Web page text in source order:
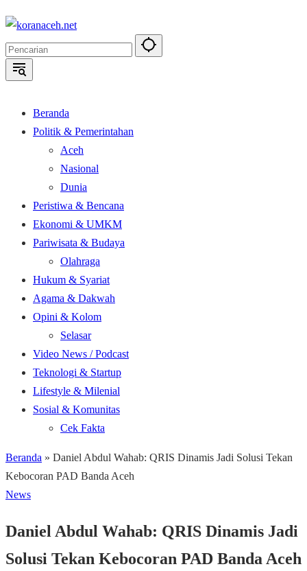
Langsung
konten
Beranda
Politik & Pemerintahan
Aceh
Nasional
Dunia
Peristiwa & Bencana
Ekonomi & UMKM
Pariwisata & Budaya
Olahraga
Hukum & Syariat
Agama & Dakwah
Opini & Kolom
Selasar
Video News / Podcast
Teknologi & Startup
Lifestyle & Milenial
Sosial & Komunitas
Cek Fakta
Beranda » Daniel Abdul Wahab: QRIS Dinamis Jadi Solusi Tekan
Kebocoran PAD Banda Aceh
News
Daniel Abdul Wahab: QRIS Dinamis Jadi
Solusi Tekan Kebocoran PAD Banda Aceh